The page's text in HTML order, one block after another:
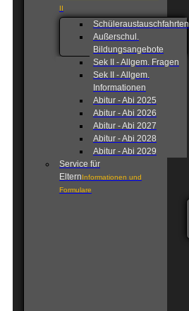
II
Schüleraustauschfahrten
Außerschul.
Bildungsangebote
Sek II - Allgem. Fragen
Sek II - Allgem.
Informationen
Abitur - Abi 2025
Abitur - Abi 2026
Abitur - Abi 2027
Abitur - Abi 2028
Abitur - Abi 2029
Service für
ElternInformationen und
Formulare